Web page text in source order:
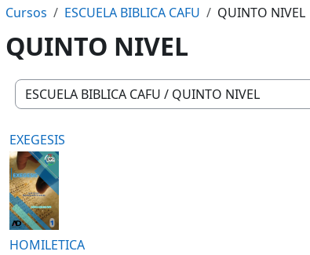
Cursos ESCUELA BIBLICA CAFU QUINTO NIVEL
QUINTO NIVEL
Categorías
EXEGESIS
HOMILETICA